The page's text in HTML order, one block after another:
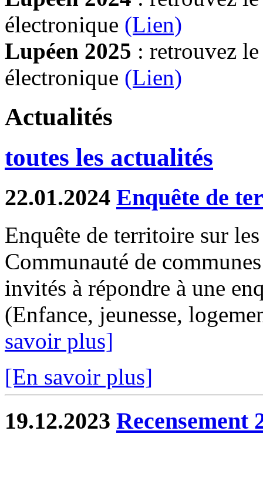
électronique (Lien)
Lupéen 2025 : retrouvez
électronique (Lien)
Actualités
toutes les actualités
22.01.2024 Enquête de
Enquête de territoire sur
Communauté de
invités à répondre à une
(Enfance, jeunesse,
savoir plus]
[En savoir plus]
19.12.2023 Recensement